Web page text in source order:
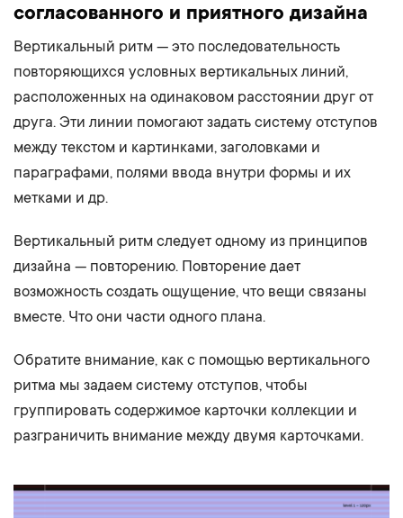
согласованного и приятного дизайна
Вертикальный ритм — это последовательность
повторяющихся условных вертикальных линий,
расположенных на одинаковом расстоянии друг от
друга. Эти линии помогают задать систему отступов
между текстом и картинками, заголовками и
параграфами, полями ввода внутри формы и их
метками и др.
Вертикальный ритм следует одному из принципов
дизайна — повторению. Повторение дает
возможность создать ощущение, что вещи связаны
вместе. Что они части одного плана.
Обратите внимание, как с помощью вертикального
ритма мы задаем систему отступов, чтобы
группировать содержимое карточки коллекции и
разграничить внимание между двумя карточками.